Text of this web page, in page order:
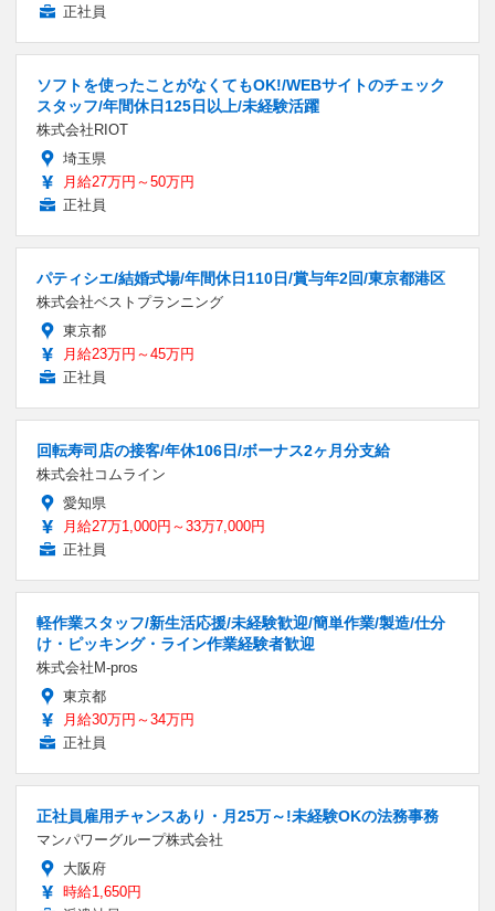
正社員
ソフトを使ったことがなくてもOK!/WEBサイトのチェック
スタッフ/年間休日125日以上/未経験活躍
株式会社RIOT
埼玉県
月給27万円～50万円
正社員
パティシエ/結婚式場/年間休日110日/賞与年2回/東京都港区
株式会社ベストプランニング
東京都
月給23万円～45万円
正社員
回転寿司店の接客/年休106日/ボーナス2ヶ月分支給
株式会社コムライン
愛知県
月給27万1,000円～33万7,000円
正社員
軽作業スタッフ/新生活応援/未経験歓迎/簡単作業/製造/仕分
け・ピッキング・ライン作業経験者歓迎
株式会社M-pros
東京都
月給30万円～34万円
正社員
正社員雇用チャンスあり・月25万～!未経験OKの法務事務
マンパワーグループ株式会社
大阪府
時給1,650円